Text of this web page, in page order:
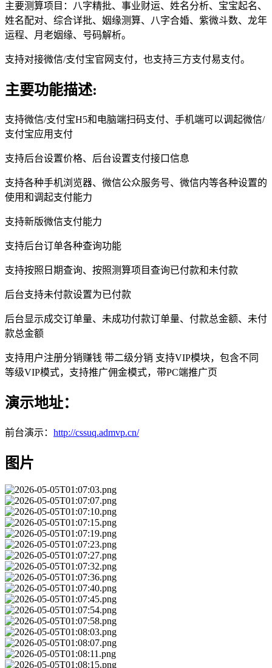
主要测算项目：八字精批、事业财运、姓名分析、宝宝起名、
姓名配对、综合详批、姻缘测算、八字合婚、紫微斗数、龙年
运程、月老姻缘、号码解析。
支持对接微信/支付宝官网支付，也支持三方支付易支付。
主要功能描述:
支持微信/支付宝H5和电脑端扫码支付、手机端可以调起微信/
支付宝应用支付
支持后台设置价格、后台设置支付接口信息
支持各种手机浏览器、微信公众服务号、微信内等各种设置的
使用和调起支付能力
支持新版微信支付能力
支持后台订单各种查询功能
支持按照日期查询、按照测算项目查询已付款和未付款
后台支持未付款设置为已付款
后台显示成交订单量、未成功付款订单量、付款总金额、未付
款总金额
支持用户注册分销赚钱 带二级分销 支持VIP模块，包含不同
等级VIP模式，支持推广佣金模式，带PC端推广页
演示地址：
前台演示： http://cssuq.admvp.cn/
图片